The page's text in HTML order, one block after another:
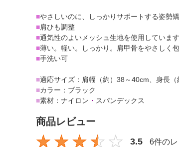
■やさしいのに、しっかりサポートする姿勢
■肩ひも調整
■通気性のよいメッシュ生地を使用しています
■薄い。軽い。しっかり。肩甲骨をやさしく
■手洗い可
■適応サイズ：肩幅（約）38～40cm、身長
■カラー：ブラック
■素材：ナイロン ・ スパンデックス
商品レビュー
3.5 6件の